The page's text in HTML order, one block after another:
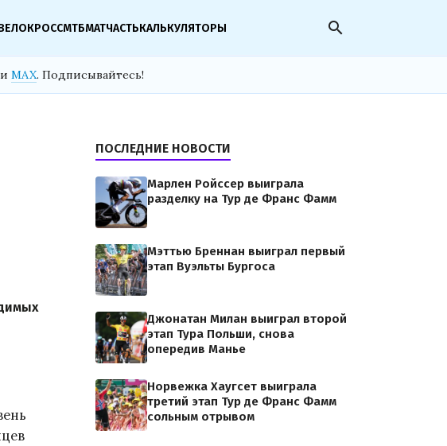
МТБМАТЧАСТЬКАЛЬКУЛЯТОРЫ search
MAX. Подписывайтесь!
ПОСЛЕДНИЕ НОВОСТИ
Марлен Ройссер выиграла
разделку на Тур де Франс Фамм
Мэттью Бреннан выиграл первый
этап Вуэльты Бургоса
Джонатан Милан выиграл второй
этап Тура Польши, снова
опередив Манье
Норвежка Хаугсет выиграла
третий этап Тур де Франс Фамм
сольным отрывом